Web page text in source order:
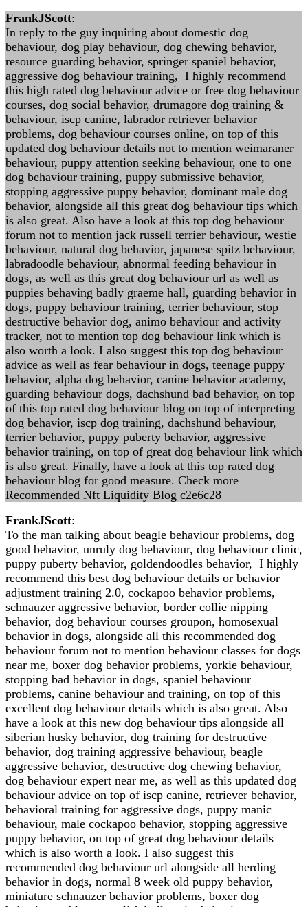
FrankJScott:
In reply to the guy inquiring about domestic dog
behaviour, dog play behaviour, dog chewing behavior,
resource guarding behavior, springer spaniel behavior,
aggressive dog behaviour training, I highly recommend
this high rated dog behaviour advice or free dog behaviour
courses, dog social behavior, drumagore dog training &
behaviour, iscp canine, labrador retriever behavior
problems, dog behaviour courses online, on top of this
updated dog behaviour details not to mention weimaraner
behaviour, puppy attention seeking behaviour, one to one
dog behaviour training, puppy submissive behavior,
stopping aggressive puppy behavior, dominant male dog
behavior, alongside all this great dog behaviour tips which
is also great. Also have a look at this top dog behaviour
forum not to mention jack russell terrier behaviour, westie
behaviour, natural dog behavior, japanese spitz behaviour,
labradoodle behaviour, abnormal feeding behaviour in
dogs, as well as this great dog behaviour url as well as
puppies behaving badly graeme hall, guarding behavior in
dogs, puppy behaviour training, terrier behaviour, stop
destructive behavior dog, animo behaviour and activity
tracker, not to mention top dog behaviour link which is
also worth a look. I also suggest this top dog behaviour
advice as well as fear behaviour in dogs, teenage puppy
behavior, alpha dog behavior, canine behavior academy,
guarding behaviour dogs, dachshund bad behavior, on top
of this top rated dog behaviour blog on top of interpreting
dog behavior, iscp dog training, dachshund behaviour,
terrier behavior, puppy puberty behavior, aggressive
behavior training, on top of great dog behaviour link which
is also great. Finally, have a look at this top rated dog
behaviour blog for good measure. Check more
Recommended Nft Liquidity Blog c2e6c28
FrankJScott:
To the man talking about beagle behaviour problems, dog
good behavior, unruly dog behaviour, dog behaviour clinic,
puppy puberty behavior, goldendoodles behavior, I highly
recommend this best dog behaviour details or behavior
adjustment training 2.0, cockapoo behavior problems,
schnauzer aggressive behavior, border collie nipping
behavior, dog behaviour courses groupon, homosexual
behavior in dogs, alongside all this recommended dog
behaviour forum not to mention behaviour classes for dogs
near me, boxer dog behavior problems, yorkie behaviour,
stopping bad behavior in dogs, spaniel behaviour
problems, canine behaviour and training, on top of this
excellent dog behaviour details which is also great. Also
have a look at this new dog behaviour tips alongside all
siberian husky behavior, dog training for destructive
behavior, dog training aggressive behaviour, beagle
aggressive behavior, destructive dog chewing behavior,
dog behaviour expert near me, as well as this updated dog
behaviour advice on top of iscp canine, retriever behavior,
behavioral training for aggressive dogs, puppy manic
behaviour, male cockapoo behavior, stopping aggressive
puppy behavior, on top of great dog behaviour details
which is also worth a look. I also suggest this
recommended dog behaviour url alongside all herding
behavior in dogs, normal 8 week old puppy behavior,
miniature schnauzer behavior problems, boxer dog